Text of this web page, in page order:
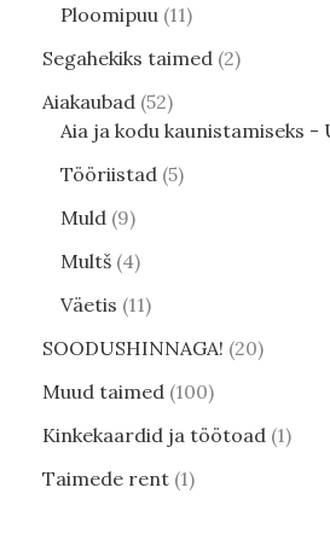
Ploomipuu 11
Segahekiks taimed 2
Aiakaubad 52
Aia ja kodu kaunistamiseks -
Tööriistad 5
Muld 9
Multš 4
Väetis 11
SOODUSHINNAGA! 20
Muud taimed 100
Kinkekaardid ja töötoad 1
Taimede rent 1